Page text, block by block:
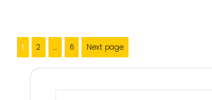
Paginación
de
Page
1 Page
2 … Page
6 Next page